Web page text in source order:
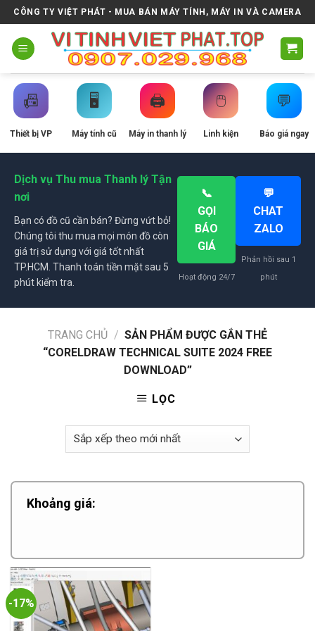
Skip
to
content
CÔNG TY VIỆT PHÁT - MUA BÁN MÁY TÍNH, MÁY IN VÀ CAMERA
📠
Thiết bị VP
🖥️
Máy tính cũ
🖨️
Máy in thanh lý
🖱️
Linh kiện
💬
Báo giá ngay
Dịch vụ Thu mua Thanh lý Tận
nơi
Bạn có đồ cũ cần bán? Đừng vứt bỏ!
Chúng tôi thu mua mọi món đồ còn
giá trị sử dụng với giá tốt nhất
TP.HCM. Thanh toán tiền mặt sau 5
phút kiểm tra.
📞
GỌI
BÁO
GIÁ
Hoạt động 24/7
💬
CHAT
ZALO
Phản hồi sau 1
phút
TRANG CHỦ / SẢN PHẨM ĐƯỢC GẮN THẺ
“CORELDRAW TECHNICAL SUITE 2024 FREE
DOWNLOAD”
LỌC
Khoảng giá:
-17%